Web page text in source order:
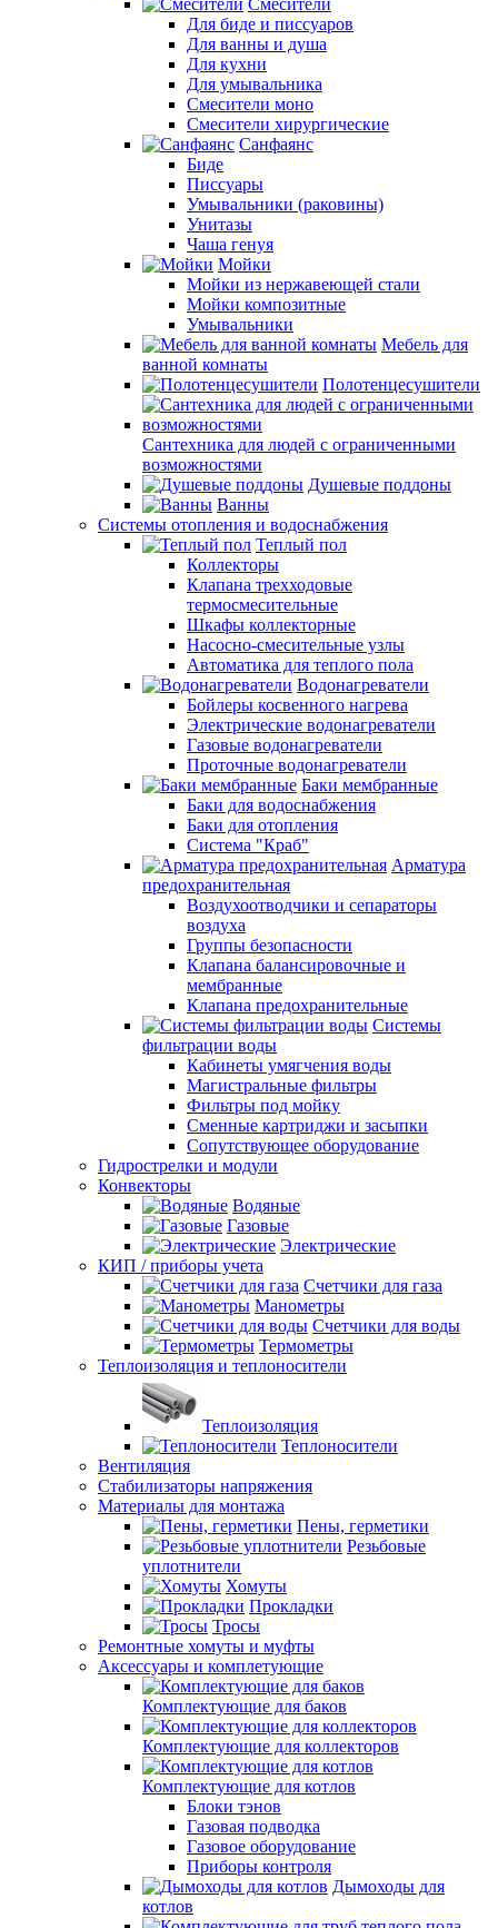
Смесители
Для биде и писсуаров
Для ванны и душа
Для кухни
Для умывальника
Смесители моно
Смесители хирургические
Санфаянс
Биде
Писсуары
Умывальники (раковины)
Унитазы
Чаша генуя
Мойки
Мойки из нержавеющей стали
Мойки композитные
Умывальники
Мебель для
ванной комнаты
Полотенцесушители
Сантехника для людей с ограниченными
возможностями
Душевые поддоны
Ванны
Системы отопления и водоснабжения
Теплый пол
Коллекторы
Клапана трехходовые
термосмесительные
Шкафы коллекторные
Насосно-смесительные узлы
Автоматика для теплого пола
Водонагреватели
Бойлеры косвенного нагрева
Электрические водонагреватели
Газовые водонагреватели
Проточные водонагреватели
Баки мембранные
Баки для водоснабжения
Баки для отопления
Система "Краб"
Арматура
предохранительная
Воздухоотводчики и сепараторы
воздуха
Группы безопасности
Клапана балансировочные и
мембранные
Клапана предохранительные
Системы
фильтрации воды
Кабинеты умягчения воды
Магистральные фильтры
Фильтры под мойку
Сменные картриджи и засыпки
Сопутствующее оборудование
Гидрострелки и модули
Конвекторы
Водяные
Газовые
Электрические
КИП / приборы учета
Счетчики для газа
Манометры
Счетчики для воды
Термометры
Теплоизоляция и теплоносители
Теплоизоляция
Теплоносители
Вентиляция
Стабилизаторы напряжения
Материалы для монтажа
Пены, герметики
Резьбовые
уплотнители
Хомуты
Прокладки
Тросы
Ремонтные хомуты и муфты
Аксессуары и комплетующие
Комплектующие для баков
Комплектующие для коллекторов
Комплектующие для котлов
Блоки тэнов
Газовая подводка
Газовое оборудование
Приборы контроля
Дымоходы для
котлов